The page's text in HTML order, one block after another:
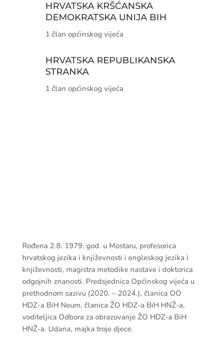
HRVATSKA KRŠĆANSKA
DEMOKRATSKA UNIJA BIH
1 član općinskog vijeća
HRVATSKA REPUBLIKANSKA
STRANKA
1 član općinskog vijeća
Rođena 2.8. 1979. god. u Mostaru, profesorica
hrvatskog jezika i književnosti i engleskog jezika i
književnosti, magistra metodike nastave i doktorica
odgojnih znanosti. Predsjednica Općinskog vijeća u
prethodnom sazivu (2020. – 2024.), članica OO
HDZ-a BiH Neum, članica ŽO HDZ-a BiH HNŽ-a,
voditeljica Odbora za obrazovanje ŽO HDZ-a BiH
HNŽ-a. Udana, majka troje djece.